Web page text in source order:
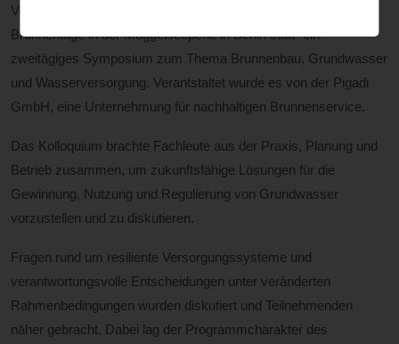
Vom 18.- 19.-Mai fanden die 16. Berlin-Brandenburger
Brunnentage in der Müggelseeperle in Berlin statt- ein
zweitägiges Symposium zum Thema Brunnenbau, Grundwasser
und Wasserversorgung. Verantstaltet wurde es von der Pigadi
GmbH, eine Unternehmung für nachhaltigen Brunnenservice.
Das Kolloquium brachte Fachleute aus der Praxis, Planung und
Betrieb zusammen, um zukunftsfähige Lösungen für die
Gewinnung, Nutzung und Regulierung von Grundwasser
vorzustellen und zu diskutieren.
Fragen rund um resiliente Versorgungssysteme und
verantwortungsvolle Entscheidungen unter veränderten
Rahmenbedingungen wurden diskutiert und Teilnehmenden
näher gebracht. Dabei lag der Programmcharakter des